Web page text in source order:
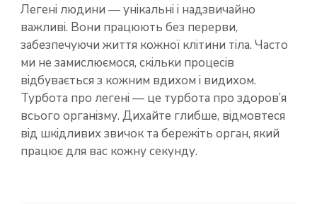
Легені людини — унікальні і надзвичайно
важливі. Вони працюють без перерви,
забезпечуючи життя кожної клітини тіла. Часто
ми не замислюємося, скільки процесів
відбувається з кожним вдихом і видихом.
Турбота про легені — це турбота про здоров’я
всього організму. Дихайте глибше, відмовтеся
від шкідливих звичок та бережіть орган, який
працює для вас кожну секунду.